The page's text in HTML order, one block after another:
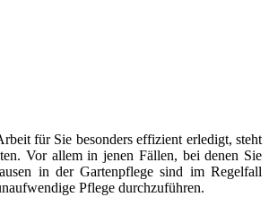
für Sie besonders effizient erledigt, steht
Vor allem in jenen Fällen, bei denen Sie
in der Gartenpflege sind im Regelfall
Pflege durchzuführen.